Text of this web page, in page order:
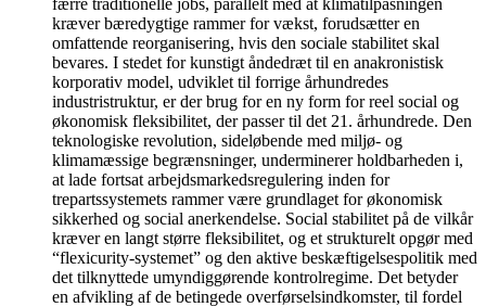
kræver bæredygtige rammer for vækst, forudsætter en
omfattende reorganisering, hvis den sociale stabilitet skal
bevares. I stedet for kunstigt åndedræt til en anakronistisk
korporativ model, udviklet til forrige århundredes
industristruktur, er der brug for en ny form for reel social og
økonomisk fleksibilitet, der passer til det 21. århundrede. Den
teknologiske revolution, sideløbende med miljø- og
klimamæssige begrænsninger, underminerer holdbarheden i,
at lade fortsat arbejdsmarkedsregulering inden for
trepartssystemets rammer være grundlaget for økonomisk
sikkerhed og social anerkendelse. Social stabilitet på de vilkår
kræver en langt større fleksibilitet, og et strukturelt opgør med
“flexicurity-systemet” og den aktive beskæftigelsespolitik med
det tilknyttede umyndiggørende kontrolregime. Det betyder
en afvikling af de betingede overførselsindkomster, til fordel